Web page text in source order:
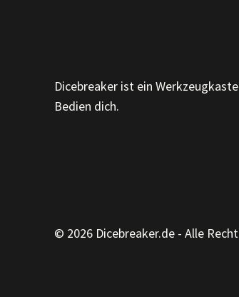
Dicebreaker ist ein
Bedien dich.
© 2026 Dicebreaker.de - Alle